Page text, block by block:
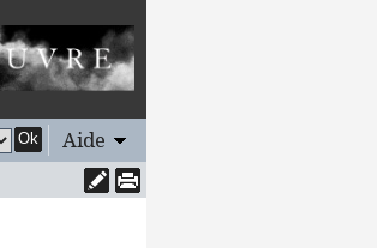
Ok Aide